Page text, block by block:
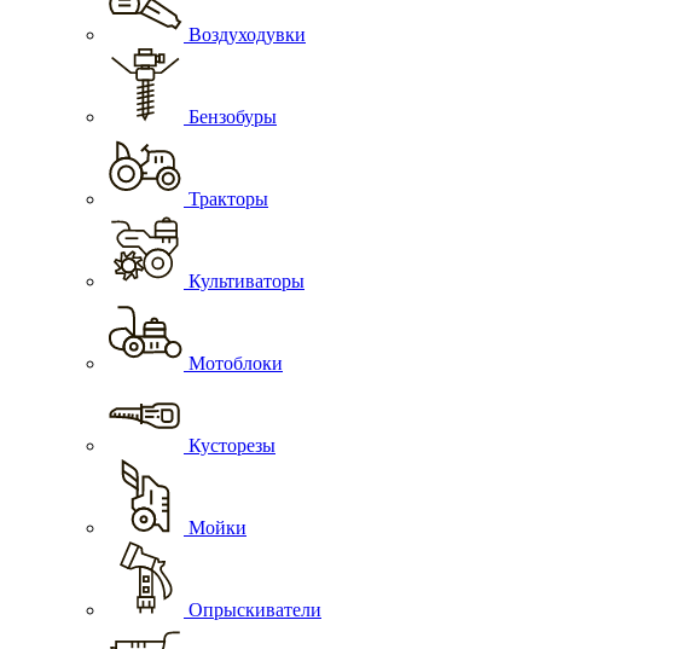
Воздуходувки
Бензобуры
Тракторы
Культиваторы
Мотоблоки
Кусторезы
Мойки
Опрыскиватели